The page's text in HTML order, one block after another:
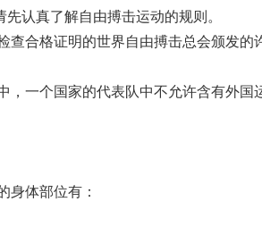
认真了解自由搏击运动的规则。
查合格证明的世界自由搏击总会颁发
，一个国家的代表队中不允许含有外
身体部位有：